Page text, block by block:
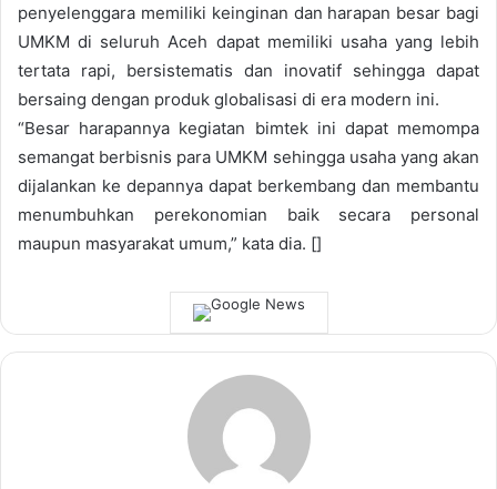
penyelenggara memiliki keinginan dan harapan besar bagi
UMKM di seluruh Aceh dapat memiliki usaha yang lebih
tertata rapi, bersistematis dan inovatif sehingga dapat
bersaing dengan produk globalisasi di era modern ini.
“Besar harapannya kegiatan bimtek ini dapat memompa
semangat berbisnis para UMKM sehingga usaha yang akan
dijalankan ke depannya dapat berkembang dan membantu
menumbuhkan perekonomian baik secara personal
maupun masyarakat umum,” kata dia. []